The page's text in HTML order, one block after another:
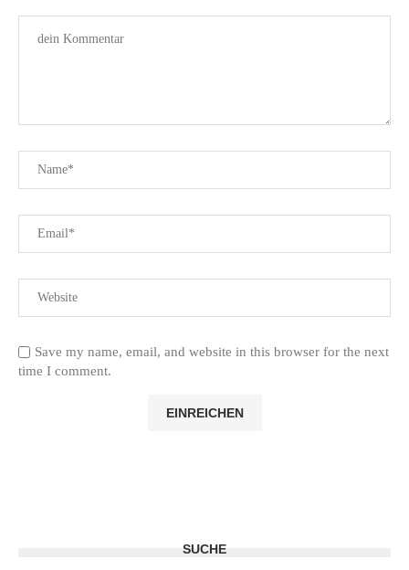
Save my name, email, and website in this browser for the next
time I comment.
SUCHE